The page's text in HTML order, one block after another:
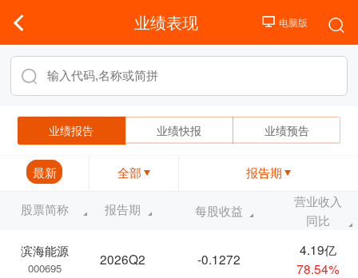
业绩表现
业绩报告 业绩快报 业绩预告
最新 全部 报告期
股票简称 报告期
滨海能源
000695
2026Q2
每股收益
营业收入
同比
-0.1272
4.19亿
78.54%